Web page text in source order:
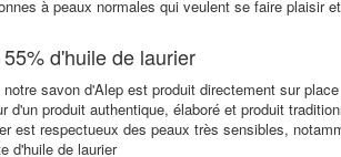
à peaux normales qui veulent se faire plaisir
d'huile de laurier
savon d'Alep est produit directement sur
d'un produit authentique, élaboré et produit
est respectueux des peaux très sensibles,
d'huile de laurier